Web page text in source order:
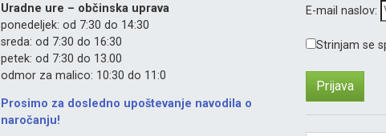
Uradne ure – občinska uprava
ponedeljek: od 7:30 do 14:30
sreda: od 7:30 do 16:30
petek: od 7:30 do 13.00
odmor za malico: 10:30 do 11:0
Prosimo za dosledno upoštevanje navodila o
naročanju!
E-mail naslov:
Strinjam se